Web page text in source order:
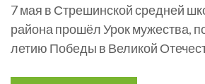
7 мая в Стрешинской средней
района прошёл Урок мужества,
летию Победы в Великой